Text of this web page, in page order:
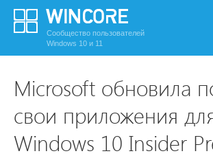
Сообщество пользователей
Windows 10 и 11
Microsoft обновила
свои приложения
Windows 10 Insider